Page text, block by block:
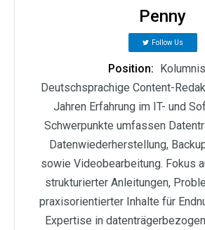
Penny
Follow Us
Position:
Deutschsprachige Content-
Jahren Erfahrung im IT- und
Schwerpunkte umfassen
Datenwiederherstellung,
sowie Videobearbeitung. Fokus
strukturierter Anleitungen,
praxisorientierter Inhalte für
Expertise in